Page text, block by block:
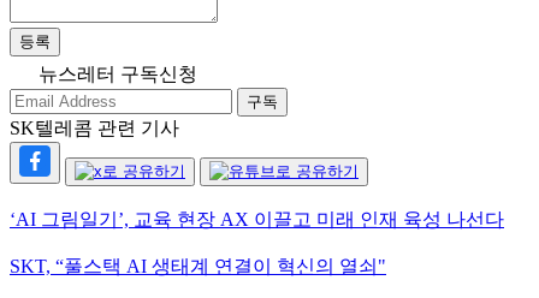
등록
뉴스레터 구독신청
구독
SK텔레콤 관련 기사
‘AI 그림일기’, 교육 현장 AX 이끌고 미래 인재 육성 나선다
SKT, “풀스택 AI 생태계 연결이 혁신의 열쇠"